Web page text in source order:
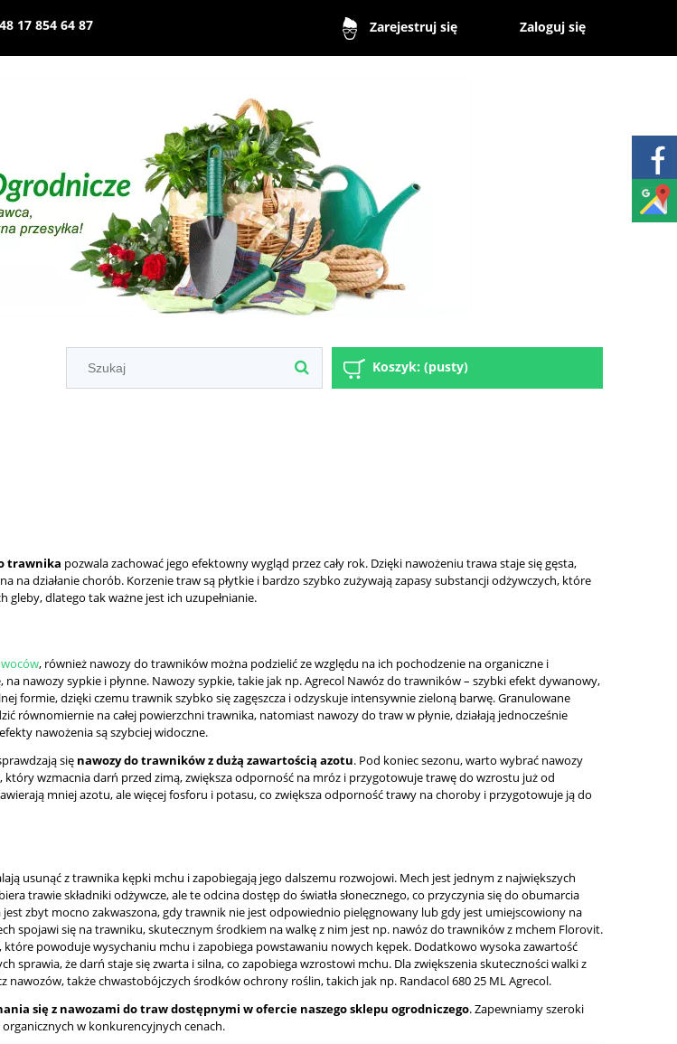
17 854 64 87 Zarejestruj się Zaloguj się
Koszyk: (pusty)
trawnika pozwala zachować jego efektowny wygląd przez cały rok. Dzięki nawożeniu trawa staje się gęsta,
na działanie chorób. Korzenie traw są płytkie i bardzo szybko zużywają zapasy substancji odżywczych, które
gleby, dlatego tak ważne jest ich uzupełnianie.
, również nawozy do trawników można podzielić ze względu na ich pochodzenie na organiczne i
nawozy sypkie i płynne. Nawozy sypkie, takie jak np. Agrecol Nawóz do trawników – szybki efekt dywanowy,
formie, dzięki czemu trawnik szybko się zagęszcza i odzyskuje intensywnie zieloną barwę. Granulowane
równomiernie na całej powierzchni trawnika, natomiast nawozy do traw w płynie, działają jednocześnie
nawożenia są szybciej widoczne.
się nawozy do trawników z dużą zawartością azotu. Pod koniec sezonu, warto wybrać nawozy
który wzmacnia darń przed zimą, zwiększa odporność na mróz i przygotowuje trawę do wzrostu już od
mniej azotu, ale więcej fosforu i potasu, co zwiększa odporność trawy na choroby i przygotowuje ją do
usunąć z trawnika kępki mchu i zapobiegają jego dalszemu rozwojowi. Mech jest jednym z największych
trawie składniki odżywcze, ale te odcina dostęp do światła słonecznego, co przyczynia się do obumarcia
zbyt mocno zakwaszona, gdy trawnik nie jest odpowiednio pielęgnowany lub gdy jest umiejscowiony na
spojawi się na trawniku, skutecznym środkiem na walkę z nim jest np. nawóz do trawników z mchem Florovit.
które powoduje wysychaniu mchu i zapobiega powstawaniu nowych kępek. Dodatkowo wysoka zawartość
sprawia, że darń staje się zwarta i silna, co zapobiega wzrostowi mchu. Dla zwiększenia skuteczności walki z
nawozów, także chwastobójczych środków ochrony roślin, takich jak np. Randacol 680 25 ML Agrecol.
się z nawozami do traw dostępnymi w ofercie naszego sklepu ogrodniczego. Zapewniamy szeroki
w konkurencyjnych cenach.